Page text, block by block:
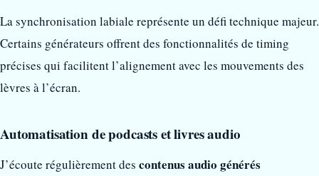
La synchronisation labiale représente un défi technique majeur.
Certains générateurs offrent des fonctionnalités de timing
précises qui facilitent l’alignement avec les mouvements des
lèvres à l’écran.
Automatisation de podcasts et livres audio
J’écoute régulièrement des contenus audio générés